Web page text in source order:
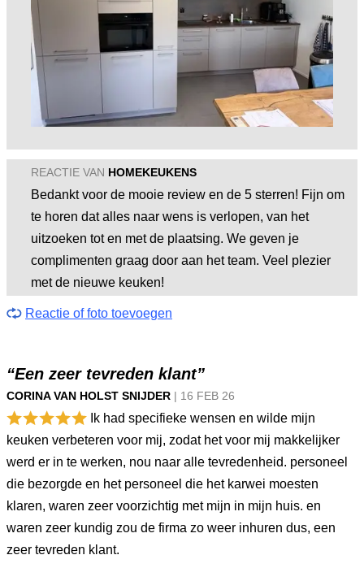
REACTIE VAN HOMEKEUKENS
Bedankt voor de mooie review en de 5 sterren! Fijn om
te horen dat alles naar wens is verlopen, van het
uitzoeken tot en met de plaatsing. We geven je
complimenten graag door aan het team. Veel plezier
met de nieuwe keuken!
Reactie of foto toevoegen
“Een zeer tevreden klant”
CORINA VAN HOLST SNIJDER | 16 FEB 26
Ik had specifieke wensen en wilde mijn
keuken verbeteren voor mij, zodat het voor mij makkelijker
werd er in te werken, nou naar alle tevredenheid. personeel
die bezorgde en het personeel die het karwei moesten
klaren, waren zeer voorzichtig met mijn in mijn huis. en
waren zeer kundig zou de firma zo weer inhuren dus, een
zeer tevreden klant.